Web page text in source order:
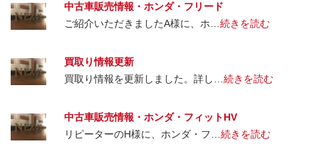
中古車販売情報・ホンダ・フリード
ご紹介いただきましたA様に、ホ… 続きを読む
買取り情報更新
買取り情報を更新しました。詳し… 続きを読む
中古車販売情報・ホンダ・フィットHV
リピーターのH様に、ホンダ・フ… 続きを読む